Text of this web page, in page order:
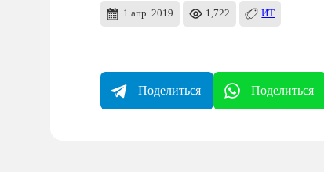
1 апр. 2019 1,722 ИТ
Поделиться Поделиться